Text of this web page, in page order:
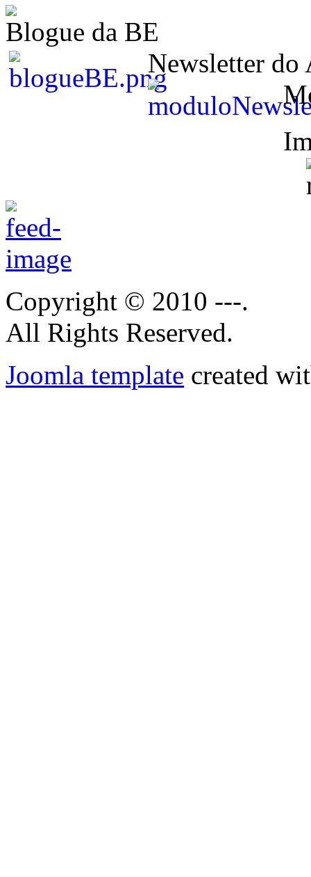
Blogue da BE
Newsletter do
Copyright © 2010 ---.
All Rights Reserved.
Joomla template created